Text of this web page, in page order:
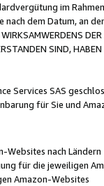
im
dem Datum, an
SIND,
Services SAS
für Sie und
Websites nach Ländern
für die jeweiligen
Amazon-Websites